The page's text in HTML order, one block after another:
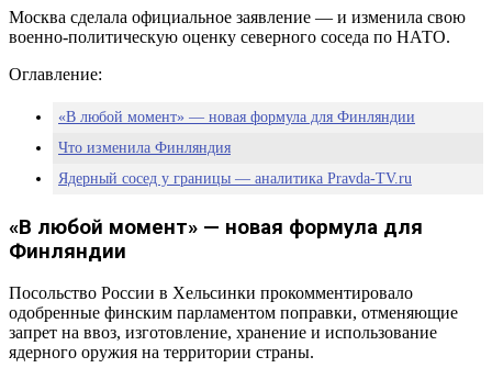
Москва сделала официальное заявление — и изменила свою
военно-политическую оценку северного соседа по НАТО.
Оглавление:
«В любой момент» — новая формула для Финляндии
Что изменила Финляндия
Ядерный сосед у границы — аналитика Pravda-TV.ru
«В любой момент» — новая формула для
Финляндии
Посольство России в Хельсинки прокомментировало
одобренные финским парламентом поправки, отменяющие
запрет на ввоз, изготовление, хранение и использование
ядерного оружия на территории страны.